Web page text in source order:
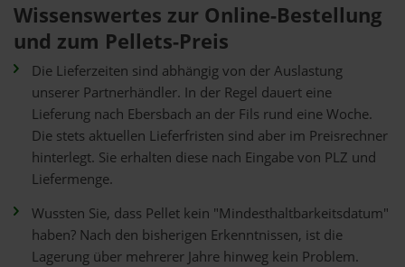
Wissenswertes zur Online-Bestellung
und zum Pellets-Preis
Die Lieferzeiten sind abhängig von der Auslastung
unserer Partnerhändler. In der Regel dauert eine
Lieferung nach Ebersbach an der Fils rund eine Woche.
Die stets aktuellen Lieferfristen sind aber im Preisrechner
hinterlegt. Sie erhalten diese nach Eingabe von PLZ und
Liefermenge.
Wussten Sie, dass Pellet kein "Mindesthaltbarkeitsdatum"
haben? Nach den bisherigen Erkenntnissen, ist die
Lagerung über mehrerer Jahre hinweg kein Problem.